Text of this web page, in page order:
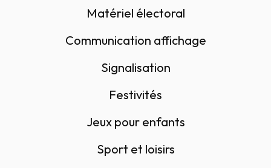
Matériel électoral
Communication affichage
Signalisation
Festivités
Jeux pour enfants
Sport et loisirs